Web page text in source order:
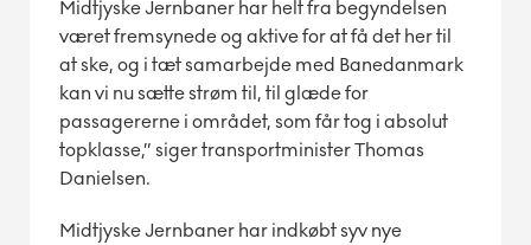
Midtjyske Jernbaner har helt fra begyndelsen
været fremsynede og aktive for at få det her til
at ske, og i tæt samarbejde med Banedanmark
kan vi nu sætte strøm til, til glæde for
passagererne i området, som får tog i absolut
topklasse,” siger transportminister Thomas
Danielsen.
Midtjyske Jernbaner har indkøbt syv nye